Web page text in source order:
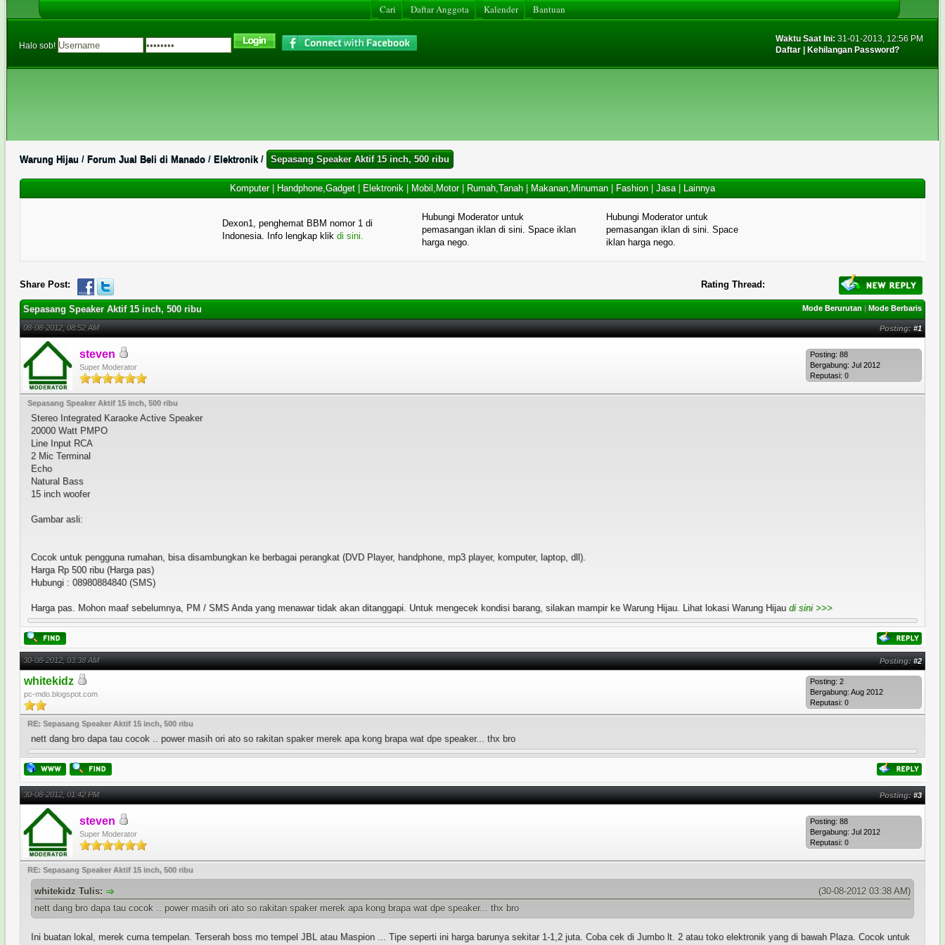
Cari Daftar Anggota Kalender Bantuan
Halo sob!
Waktu Saat Ini: 31-01-2013, 12:56 PM
Daftar
Kehilangan Password?
Warung Hijau / Forum Jual Beli di Manado / Elektronik / Sepasang Speaker Aktif 15 inch, 500 ribu
Komputer| Handphone,Gadget Elektronik Mobil,Motor| Rumah,Tanah Makanan,Minuman Fashion |Jasa| Lainnya
Dexon1, penghemat BBM nomor 1 di
Indonesia. Info lengkap klikdi sini.
Hubungi Moderator untuk
pemasangan iklan di sini. Space iklan
harga nego.
Hubungi Moderator untuk
pemasangan iklan di sini. Space
iklan harga nego.
Rating Thread:
0 Memberi Suara - 0 Rata-rata
12345
Share Post:
Mode Berurutan |Mode Berbaris
Sepasang Speaker Aktif 15 inch, 500 ribu
08-08-2012, 08:52 AM Posting:#1
steven
Super Moderator
Posting: 88
Bergabung: Jul 2012
Reputasi:0
Sepasang Speaker Aktif 15 inch, 500 ribu
Stereo Integrated Karaoke Active Speaker
20000 Watt PMPO
Line Input RCA
2 Mic Terminal
Echo
Natural Bass
15 inch woofer
Gambar asli:
Cocok untuk pengguna rumahan, bisa disambungkan ke berbagai perangkat (DVD Player, handphone, mp3 player, komputer, laptop, dll).
Harga Rp 500 ribu (Harga pas)
Hubungi : 08980884840 (SMS)
Harga pas. Mohon maaf sebelumnya, PM / SMS Anda yang menawar tidak akan ditanggapi. Untuk mengecek kondisi barang, silakan mampir ke Warung Hijau. Lihat lokasi Warung Hijaudi sini >>>
30-08-2012, 03:38 AM Posting:#2
whitekidz
pc-mdo.blogspot.com
Posting: 2
Bergabung: Aug 2012
Reputasi:0
RE: Sepasang Speaker Aktif 15 inch, 500 ribu
nett dang bro dapa tau cocok .. power masih ori ato so rakitan spaker merek apa kong brapa wat dpe speaker... thx bro
30-08-2012, 01:42 PM Posting:#3
steven
Super Moderator
Posting: 88
Bergabung: Jul 2012
Reputasi:0
RE: Sepasang Speaker Aktif 15 inch, 500 ribu
(30-08-2012 03:38 AM)
whitekidz Tulis:
nett dang bro dapa tau cocok .. power masih ori ato so rakitan spaker merek apa kong brapa wat dpe speaker... thx bro
Ini buatan lokal, merek cuma tempelan. Terserah boss mo tempel JBL atau Maspion ... Tipe seperti ini harga barunya sekitar 1-1,2 juta. Coba cek di Jumbo lt. 2 atau toko elektronik yang di bawah Plaza. Cocok untuk